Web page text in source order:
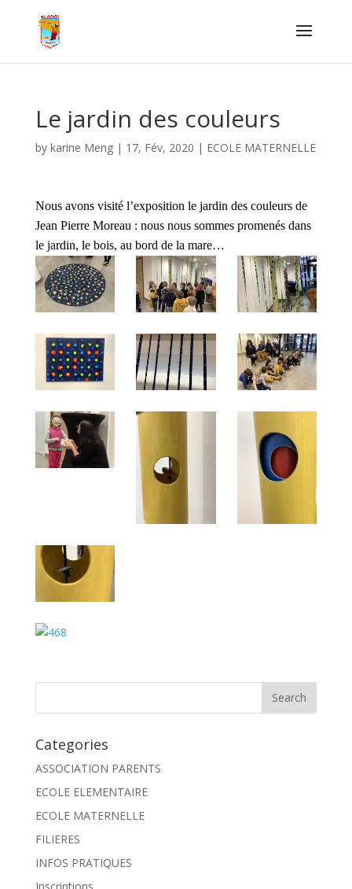
Le jardin des couleurs
by karine Meng| 17, Fév, 2020 | ECOLE MATERNELLE
Nous avons visité l’exposition le jardin des couleurs de
Jean Pierre Moreau : nous nous sommes promenés dans
le jardin, le bois, au bord de la mare…
Categories
ASSOCIATION PARENTS
ECOLE ELEMENTAIRE
ECOLE MATERNELLE
FILIERES
INFOS PRATIQUES
Inscriptions